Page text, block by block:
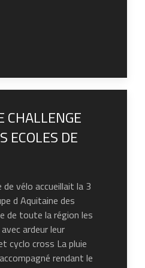
ECOLES DE
vélo accueillait la 3
d Aquitaine des
de toute la région les
ardeur leur
cyclo cross La pluie
rendant le